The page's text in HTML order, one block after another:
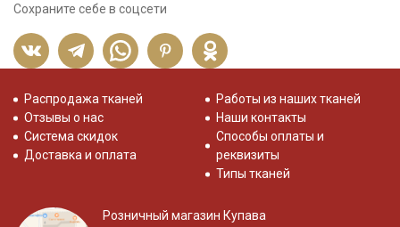
Сохраните себе в соцсети
Распродажа тканей
Отзывы о нас
Система скидок
Доставка и оплата
Работы из наших тканей
Наши контакты
Способы оплаты и
реквизиты
Типы тканей
Розничный магазин Купава